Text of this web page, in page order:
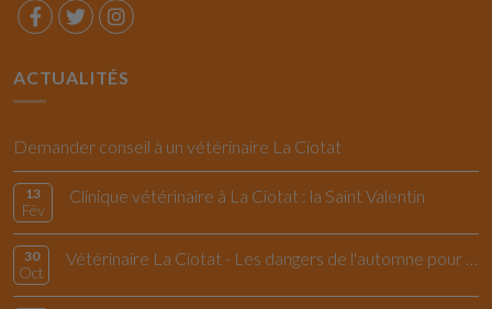
ACTUALITÉS
Demander conseil à un vétérinaire La Ciotat
13
Fév
Clinique vétérinaire à La Ciotat : la Saint Valentin
30
Oct
Vétérinaire La Ciotat - Les dangers de l'automne pour le chiens et les chats